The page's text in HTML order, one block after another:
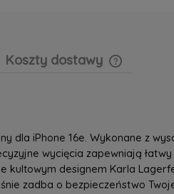
Koszty dostawy
dla iPhone 16e. Wykonane z
wycięcia zapewniają
kultowym designem Karla
zadba o bezpieczeństwo